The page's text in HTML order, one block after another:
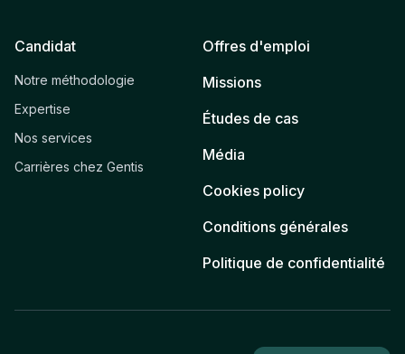
Candidat
Notre méthodologie
Expertise
Nos services
Carrières chez Gentis
Offres d'emploi
Missions
Études de cas
Média
Cookies policy
Conditions générales
Politique de confidentialité